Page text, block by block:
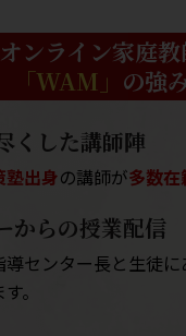
オンライン家庭
「WAM」 の強
くした講師陣
塾出身の講師が多数在
からの授業配信
センター長と生徒
。